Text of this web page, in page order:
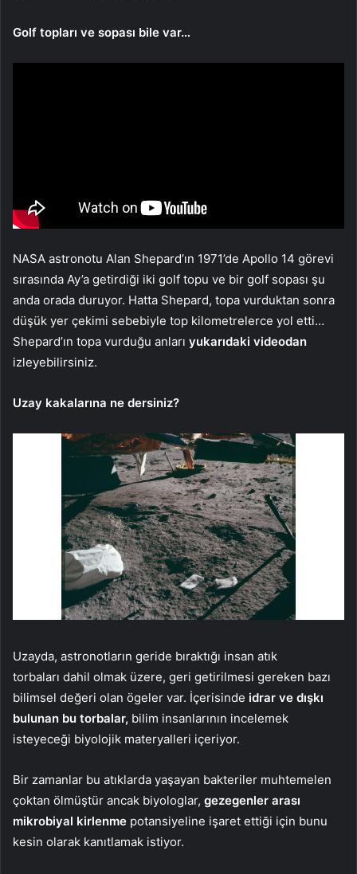
Golf topları ve sopası bile var…
NASA astronotu Alan Shepard’ın 1971’de Apollo 14 görevi
sırasında Ay’a getirdiği iki golf topu ve bir golf sopası şu
anda orada duruyor. Hatta Shepard, topa vurduktan sonra
düşük yer çekimi sebebiyle top kilometrelerce yol etti…
Shepard’ın topa vurduğu anları yukarıdaki videodan
izleyebilirsiniz.
Uzay kakalarına ne dersiniz?
Uzayda, astronotların geride bıraktığı insan atık
torbaları dahil olmak üzere, geri getirilmesi gereken bazı
bilimsel değeri olan ögeler var. İçerisinde idrar ve dışkı
bulunan bu torbalar, bilim insanlarının incelemek
isteyeceği biyolojik materyalleri içeriyor.
Bir zamanlar bu atıklarda yaşayan bakteriler muhtemelen
çoktan ölmüştür ancak biyologlar, gezegenler arası
mikrobiyal kirlenme potansiyeline işaret ettiği için bunu
kesin olarak kanıtlamak istiyor.